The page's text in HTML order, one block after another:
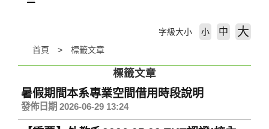
首頁 標籤文章
字級大小 小 中 大
標籤文章
暑假期間本系專業空間借用時段說明
發佈日期 2026-06-29 13:24